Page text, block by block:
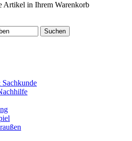
Artikel in Ihrem Warenkorb